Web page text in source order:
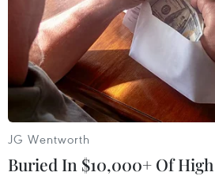
TIN LIÊN QUAN
JG Wentworth
Buried In $10,000+ Of